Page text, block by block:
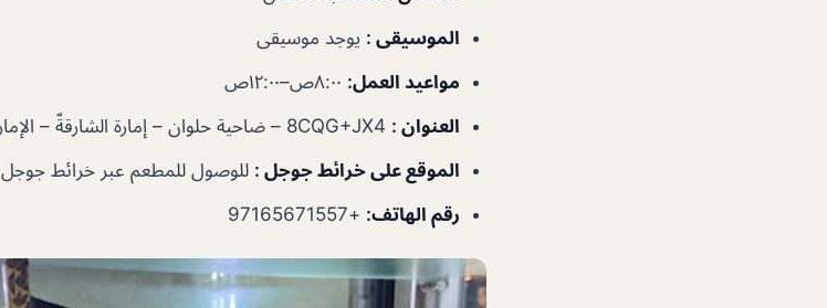
الموسيقى : يوجد موسيقى
مواعيد العمل: ٨:٠٠ص–١٢:٠٠ص
العنوان :
الموقع على خرائط جوجل : للوصول للمطعم عبر خرائط جوجل
رقم الهاتف:
+97165671557